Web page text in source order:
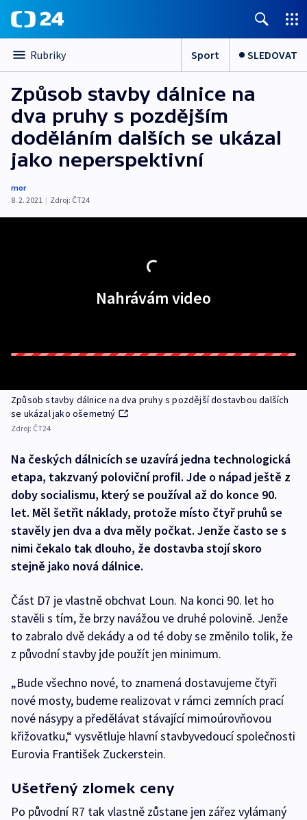
Rubriky Sport SLEDOVAT
Způsob stavby dálnice na
dva pruhy s pozdějším
doděláním dalších se ukázal
jako neperspektivní
mor
8. 2. 2021 | Zdroj: ČT24
Nahrávám video
Způsob stavby dálnice na dva pruhy s pozdější dostavbou dalších
se ukázal jako ošemetný
Zdroj: ČT24
Na českých dálnicích se uzavírá jedna technologická
etapa, takzvaný poloviční profil. Jde o nápad ještě z
doby socialismu, který se používal až do konce 90.
let. Měl šetřit náklady, protože místo čtyř pruhů se
stavěly jen dva a dva měly počkat. Jenže často se s
nimi čekalo tak dlouho, že dostavba stojí skoro
stejně jako nová dálnice.
Část D7 je vlastně obchvat Loun. Na konci 90. let ho
stavěli s tím, že brzy navážou ve druhé polovině. Jenže
to zabralo dvě dekády a od té doby se změnilo tolik, že
z původní stavby jde použít jen minimum.
„Bude všechno nové, to znamená dostavujeme čtyři
nové mosty, budeme realizovat v rámci zemních prací
nové násypy a předělávat stávající mimoúrovňovou
křižovatku,“ vysvětluje hlavní stavbyvedoucí společnosti
Eurovia František Zuckerstein.
Ušetřený zlomek ceny
Po původní R7 tak vlastně zůstane jen zářez vylámaný